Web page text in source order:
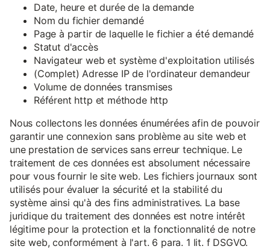
Date, heure et durée de la demande
Nom du fichier demandé
Page à partir de laquelle le fichier a été demandé
Statut d'accès
Navigateur web et système d'exploitation utilisés
(Complet) Adresse IP de l'ordinateur demandeur
Volume de données transmises
Référent http et méthode http
Nous collectons les données énumérées afin de pouvoir
garantir une connexion sans problème au site web et
une prestation de services sans erreur technique. Le
traitement de ces données est absolument nécessaire
pour vous fournir le site web. Les fichiers journaux sont
utilisés pour évaluer la sécurité et la stabilité du
système ainsi qu'à des fins administratives. La base
juridique du traitement des données est notre intérêt
légitime pour la protection et la fonctionnalité de notre
site web, conformément à l'art. 6 para. 1 lit. f DSGVO.